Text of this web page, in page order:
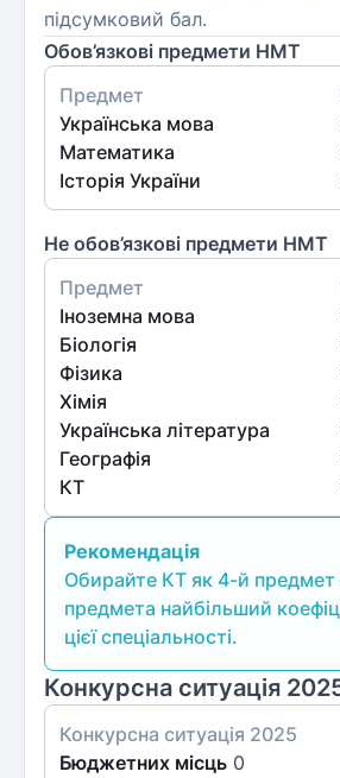
підсумковий бал.
Обов’язкові предмети НМТ
Предмет
Українська мова
Математика
Історія України
Не обов’язкові предмети НМТ
Предмет
Іноземна мова
Біологія
Фізика
Хімія
Українська література
Географія
КТ
Рекомендація
Обирайте КТ як 4-й
предмета найбільший
цієї спеціальності.
Конкурсна ситуація
Конкурсна ситуація 2025
Бюджетних місць 0